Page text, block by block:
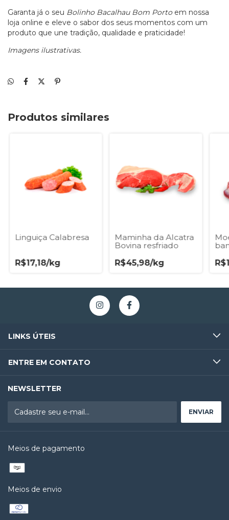
Garanta já o seu Bolinho Bacalhau Bom Portoem nossa
loja online e eleve o sabor dos seus momentos com um
produto que une tradição, qualidade e praticidade!
Imagens ilustrativas.
Produtos similares
Linguiça Calabresa
R$17,18/kg
Maminha da Alcatra
Bovina resfriado
R$45,98/kg
LINKS ÚTEIS
ENTRE EM CONTATO
NEWSLETTER
Meios de pagamento
Meios de envio